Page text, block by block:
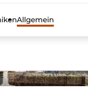
und Stahlbauindustrie
Allgemein